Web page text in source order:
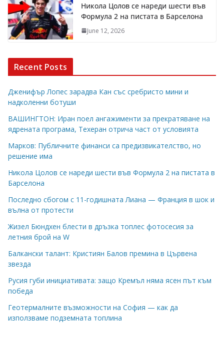
Никола Цолов се нареди шести във
Формула 2 на пистата в Барселона
June 12, 2026
Recent Posts
Дженифър Лопес зарадва Кан със сребристо мини и
надколенни ботуши
ВАШИНГТОН: Иран поел ангажименти за прекратяване на
ядрената програма, Техеран отрича част от условията
Марков: Публичните финанси са предизвикателство, но
решение има
Никола Цолов се нареди шести във Формула 2 на пистата в
Барселона
Последно сбогом с 11-годишната Лиана — Франция в шок и
вълна от протести
Жизел Бюндхен блести в дръзка топлес фотосесия за
летния брой на W
Балкански талант: Кристиян Балов премина в Цървена
звезда
Русия губи инициативата: защо Кремъл няма ясен път към
победа
Геотермалните възможности на София — как да
използваме подземната топлина